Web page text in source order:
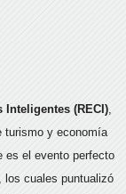
Inteligentes (RECI),
turismo y economía
es el evento perfecto
los cuales puntualizó